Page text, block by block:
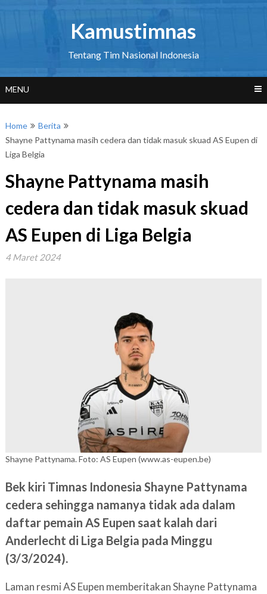
Kamustimnas
Tentang Tim Nasional Indonesia
MENU
Home
Berita
Shayne Pattynama masih cedera dan tidak masuk skuad AS Eupen di
Liga Belgia
Shayne Pattynama masih
cedera dan tidak masuk skuad
AS Eupen di Liga Belgia
4 Maret 2024
Shayne Pattynama. Foto: AS Eupen (www.as-eupen.be)
Bek kiri Timnas Indonesia Shayne Pattynama
cedera sehingga namanya tidak ada dalam
daftar pemain AS Eupen saat kalah dari
Anderlecht di Liga Belgia pada Minggu
(3/3/2024).
Laman resmi AS Eupen memberitakan Shayne Pattynama